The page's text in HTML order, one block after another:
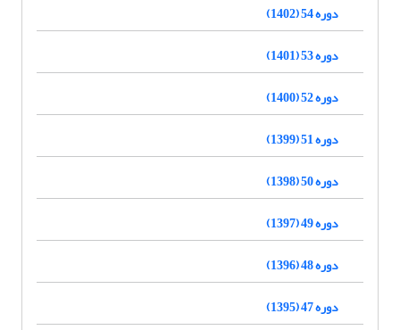
دوره 54 (1402)
دوره 53 (1401)
دوره 52 (1400)
دوره 51 (1399)
دوره 50 (1398)
دوره 49 (1397)
دوره 48 (1396)
دوره 47 (1395)